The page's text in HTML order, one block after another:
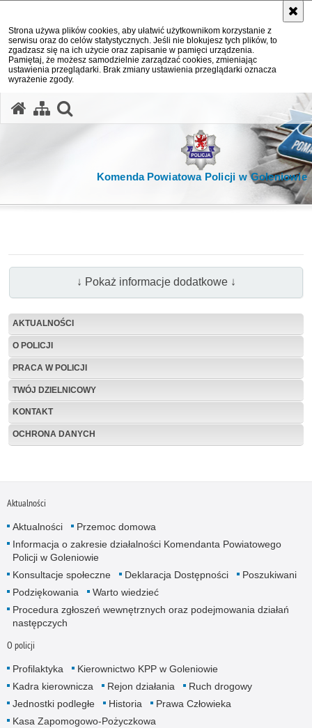
Strona używa plików cookies, aby ułatwić użytkownikom korzystanie z
serwisu oraz do celów statystycznych. Jeśli nie blokujesz tych plików, to
zgadzasz się na ich użycie oraz zapisanie w pamięci urządzenia.
Pamiętaj, że możesz samodzielnie zarządzać cookies, zmieniając
ustawienia przeglądarki. Brak zmiany ustawienia przeglądarki oznacza
wyrażenie zgody.
Komenda Powiatowa Policji w Goleniowie
↓ Pokaż informacje dodatkowe ↓
AKTUALNOŚCI
O POLICJI
PRACA W POLICJI
TWÓJ DZIELNICOWY
KONTAKT
OCHRONA DANYCH
Aktualności
Aktualności
Przemoc domowa
Informacja o zakresie działalności Komendanta Powiatowego
Policji w Goleniowie
Konsultacje społeczne
Deklaracja Dostępności
Poszukiwani
Podziękowania
Warto wiedzieć
Procedura zgłoszeń wewnętrznych oraz podejmowania działań
następczych
O policji
Profilaktyka
Kierownictwo KPP w Goleniowie
Kadra kierownicza
Rejon działania
Ruch drogowy
Jednostki podległe
Historia
Prawa Człowieka
Kasa Zapomogowo-Pożyczkowa